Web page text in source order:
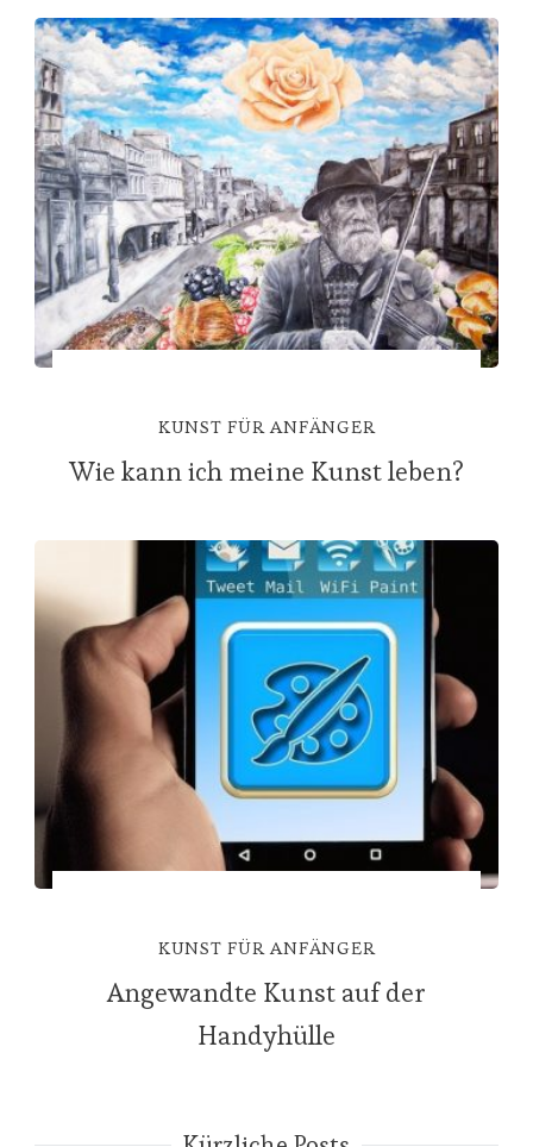
KUNST FÜR ANFÄNGER
Wie kann ich meine Kunst leben?
KUNST FÜR ANFÄNGER
Angewandte Kunst auf der
Handyhülle